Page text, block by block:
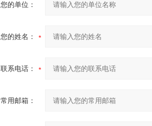
您的单位：
您的姓名：
联系电话：
常用邮箱：